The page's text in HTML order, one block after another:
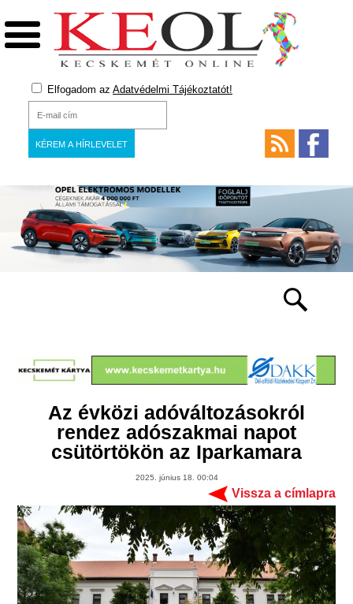
Elfogadom az Adatvédelmi Tájékoztatót!
Az évközi adóváltozásokról
rendez adószakmai napot
csütörtökön az Iparkamara
2025. június 18. 00:04
Vissza a címlapra